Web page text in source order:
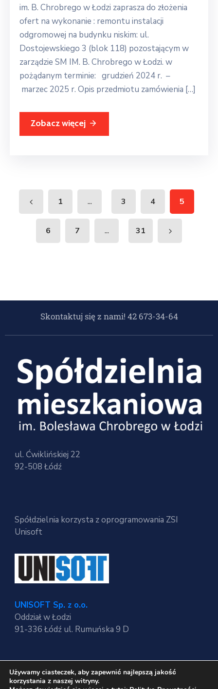
im. B. Chrobrego w Łodzi zaprasza do złożenia
ofert na wykonanie : remontu instalacji
odgromowej na budynku niskim: ul.
Dostojewskiego 3 (blok 118) pozostającym w
zarządzie SM IM. B. Chrobrego w Łodzi. w
pożądanym terminie: grudzień 2024 r. –
marzec 2025 r. Opis przedmiotu zamówienia […]
Zobacz więcej
1 ... 3 4 5
6 7 ... 31
Skontaktuj się z nami! 42 673-34-64
ul. Ćwiklińskiej 22
92-508 Łódź
Spółdzielnia korzysta z oprogramowania ZSI
Unisoft
UNISOFT Sp. z o.o.
Oddział w Łodzi
91-336 Łódź ul. Rumuńska 9 D
Regulaminy strony
Używamy ciasteczek, aby zapewnić najlepszą jakość
korzystania z naszej witryny.